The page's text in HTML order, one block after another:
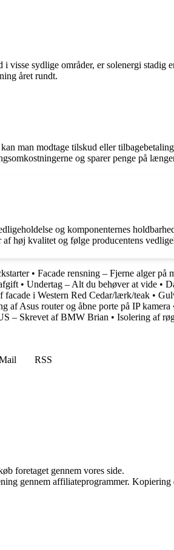
visse sydlige områder, er solenergi
året rundt.
man modtage tilskud eller
og sparer penge på
og komponenternes
høj kvalitet og følge producentens
• Facade rensning – Fjerne alger på
• Undertag – Alt du behøver at vide •
facade i Western Red Cedar/lærk/teak •
af Asus router og åbne porte på IP kamera
– Skrevet af BMW Brian • Isolering af
RSS
foretaget gennem vores side.
gennem affiliateprogrammer.